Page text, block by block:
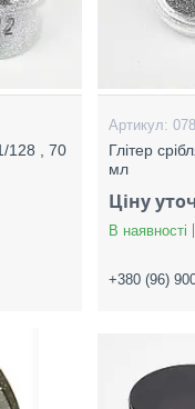
128 , 70
Глітер
мл
Ціну
В наявності
+380 (96)